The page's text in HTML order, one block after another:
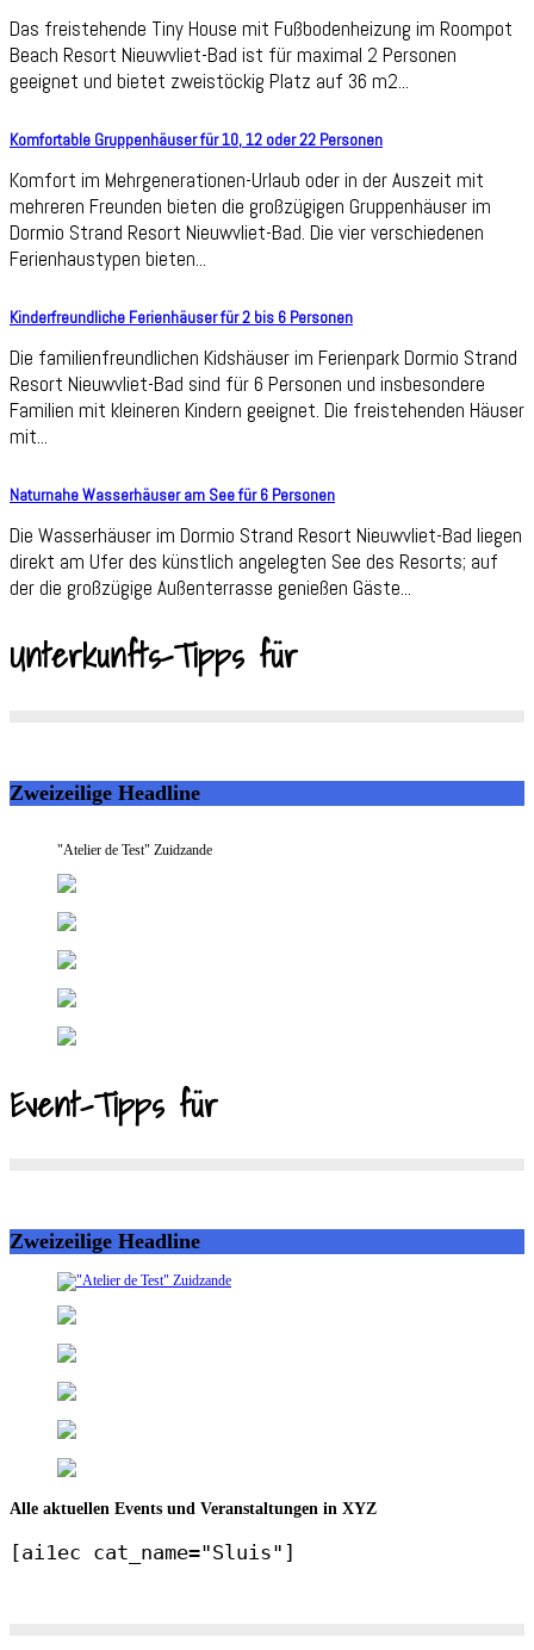
Das freistehende Tiny House mit Fußbodenheizung im Roompot
Beach Resort Nieuwvliet-Bad ist für maximal 2 Personen
geeignet und bietet zweistöckig Platz auf 36 m2...
Komfortable Gruppenhäuser für 10, 12 oder 22 Personen
Komfort im Mehrgenerationen-Urlaub oder in der Auszeit mit
mehreren Freunden bieten die großzügigen Gruppenhäuser im
Dormio Strand Resort Nieuwvliet-Bad. Die vier verschiedenen
Ferienhaustypen bieten...
Kinderfreundliche Ferienhäuser für 2 bis 6 Personen
Die familienfreundlichen Kidshäuser im Ferienpark Dormio Strand
Resort Nieuwvliet-Bad sind für 6 Personen und insbesondere
Familien mit kleineren Kindern geeignet. Die freistehenden Häuser
mit...
Naturnahe Wasserhäuser am See für 6 Personen
Die Wasserhäuser im Dormio Strand Resort Nieuwvliet-Bad liegen
direkt am Ufer des künstlich angelegten See des Resorts; auf
der die großzügige Außenterrasse genießen Gäste...
Unterkunfts-Tipps für
Zweizeilige Headline
"Atelier de Test" Zuidzande
Event-Tipps für
Zweizeilige Headline
Alle aktuellen Events und Veranstaltungen in XYZ
[ai1ec cat_name="Sluis"]